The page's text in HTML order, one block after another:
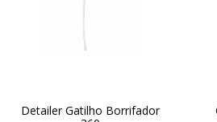
Detailer Gatilho Borrifador